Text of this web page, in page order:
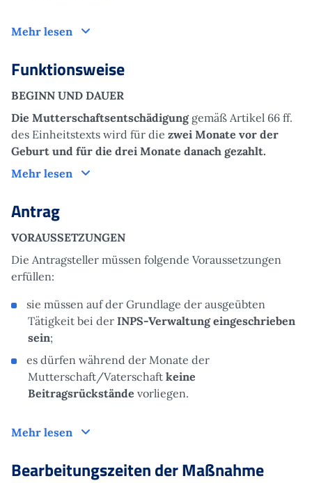
Mehr lesen Zielgruppe
Funktionsweise
BEGINN UND DAUER
Die Mutterschaftsentschädigunggemäß Artikel 66 ff.
des Einheitstexts wird für die zwei Monate vor der
Geburt und für die drei Monate danach gezahlt.
Mehr lesen
Funktionsweise
Antrag
VORAUSSETZUNGEN
Die Antragsteller müssen folgende Voraussetzungen
erfüllen:
sie müssen auf der Grundlage der ausgeübten
Tätigkeit bei der INPS-Verwaltung eingeschrieben
sein;
es dürfen während der Monate der
Mutterschaft/Vaterschaft keine
Beitragsrückstände vorliegen.
Mehr lesen Antrag
Bearbeitungszeiten der Maßnahme